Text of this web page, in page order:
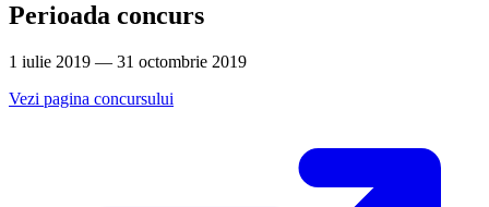
Perioada concurs
1 iulie 2019 — 31 octombrie 2019
Vezi pagina concursului